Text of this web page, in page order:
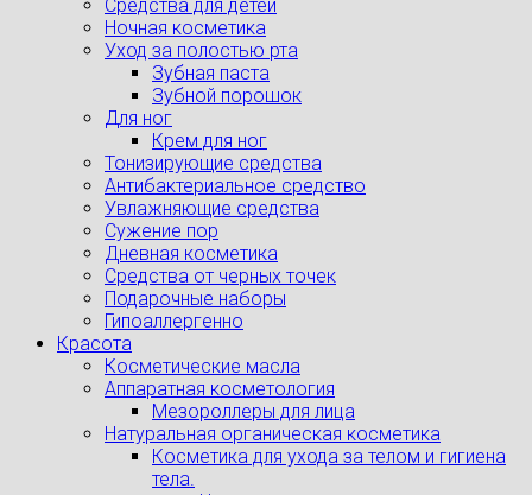
Средства для детей
Ночная косметика
Уход за полостью рта
Зубная паста
Зубной порошок
Для ног
Крем для ног
Тонизирующие средства
Антибактериальное средство
Увлажняющие средства
Сужение пор
Дневная косметика
Средства от черных точек
Подарочные наборы
Гипоаллергенно
Красота
Косметические масла
Аппаратная косметология
Мезороллеры для лица
Натуральная органическая косметика
Косметика для ухода за телом и гигиена
тела.